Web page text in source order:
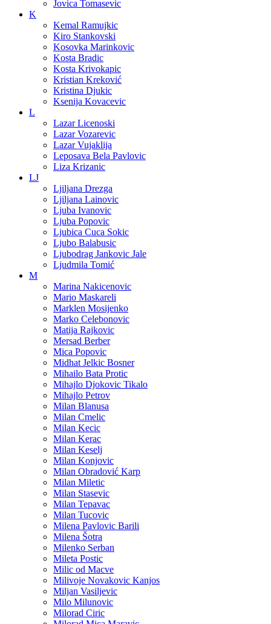
Jovica Tomasevic
K
Kemal Ramujkic
Kiro Stankovski
Kosovka Marinkovic
Kosta Bradic
Kosta Krivokapic
Kristian Kreković
Kristina Djukic
Ksenija Kovacevic
L
Lazar Licenoski
Lazar Vozarevic
Lazar Vujaklija
Leposava Bela Pavlovic
Liza Krizanic
LJ
Ljiljana Drezga
Ljiljana Lainovic
Ljuba Ivanovic
Ljuba Popovic
Ljubica Cuca Sokic
Ljubo Balabusic
Ljubodrag Jankovic Jale
Ljudmila Tomić
M
Marina Nakicenovic
Mario Maskareli
Marklen Mosijenko
Marko Celebonovic
Matija Rajkovic
Mersad Berber
Mica Popovic
Midhat Jelkic Bosner
Mihailo Bata Protic
Mihajlo Djokovic Tikalo
Mihajlo Petrov
Milan Blanusa
Milan Cmelic
Milan Kecic
Milan Kerac
Milan Keselj
Milan Konjovic
Milan Obradović Karp
Milan Miletic
Milan Stasevic
Milan Tepavac
Milan Tucovic
Milena Pavlovic Barili
Milena Šotra
Milenko Serban
Mileta Postic
Milic od Macve
Milivoje Novakovic Kanjos
Miljan Vasiljevic
Milo Milunovic
Milorad Ciric